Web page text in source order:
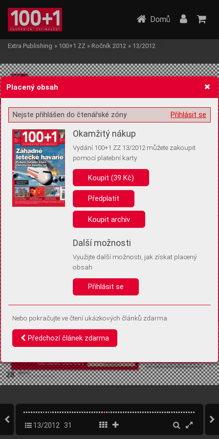
Žádost o souhlas s ukládáním volitelných informací
Pro základní fungování webu nepotřebujeme ukládat žádné informace
(tzv. cookies apod.). Rádi bychom vás ale požádali o souhlas s
uložením volitelných informací:
Anonymní unikátní ID
Díky němu příště poznáme, že se jedná o stejné zařízení, a
Identifikátor je zcela anonymní.
Vaše souhlasy a odmítnutí si ukládáme do vašeho zařízení, abychom se
vás už příště znovu neptali. Můžete je kdykoli později upravit ve Správě
Domů
Extra Publishing » 100+1 ZZ » Ročník 2012 » 13/2012
13/2012 31
Placený obsah
Přihlásit se
Nejste přihlášen do čtenářské zóny
Okamžitý nákup
Vydání 100+1 ZZ 13/2012 můžete zakoupit
pomocí platební karty
Koupit (39 Kč)
Předplatit
Koupit archiv
Další možnosti
Využijte další možnosti, jak získat placený
obsah
Přihlásit se
Nebo pokračujte ve čtení ukázkových článků zdarma
Předchozí článek zdarma